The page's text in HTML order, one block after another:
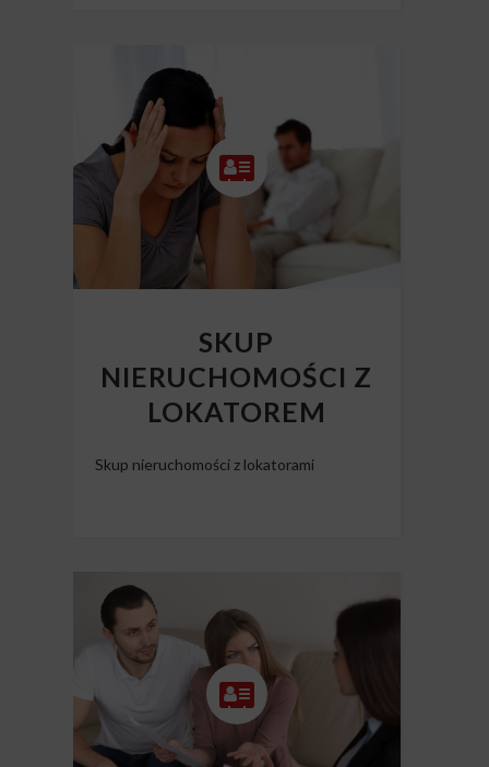
SKUP
NIERUCHOMOŚCI Z
LOKATOREM
Skup nieruchomości z lokatorami